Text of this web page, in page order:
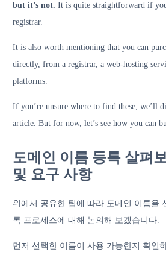
but it’s not. It is quite straightforward if
registrar.
It is also worth mentioning that you can
directly, from a registrar, a web-hosting
platforms.
If you’re unsure where to find these, we’ll
article. But for now, let’s see how you can
도메인 이름 등록 살펴
및 요구 사항
위에서 공유한 팁에 따라 도메인 이름을
록 프로세스에 대해 논의해 보겠습니다.
먼저 선택한 이름이 사용 가능한지 확인